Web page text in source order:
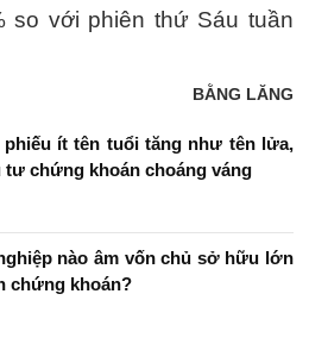
so với phiên thứ Sáu tuần
BẰNG LĂNG
phiếu ít tên tuổi tăng như tên lửa,
tư chứng khoán choáng váng
nào âm vốn chủ sở hữu lớn
chứng khoán?